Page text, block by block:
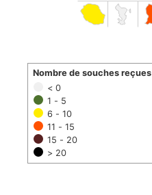
< 0
1 - 5
6 - 10
11 - 15
15 - 20
> 20
Nombre de souches reçues